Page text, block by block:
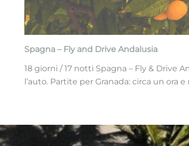
Spagna – Fly and Drive Andalusia
18 giorni / 17 notti Spagna – Fly & Drive
l’auto. Partite per Granada: circa un